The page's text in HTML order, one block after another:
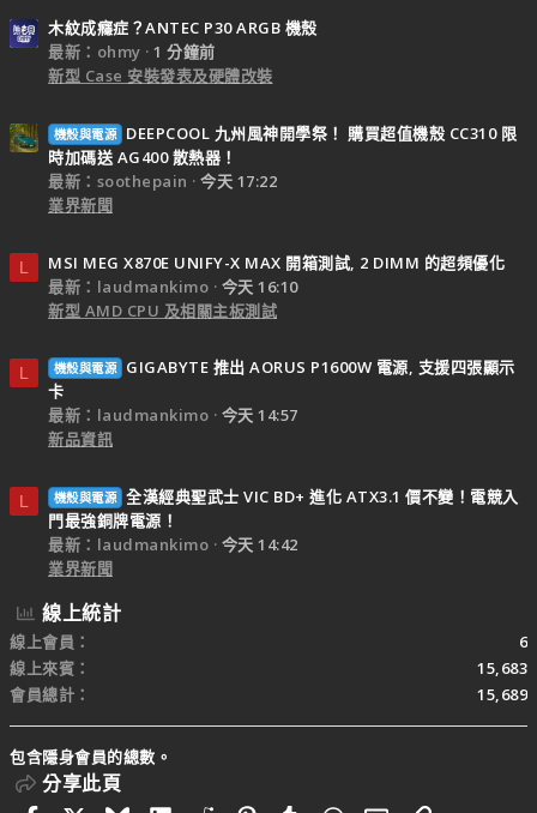
木紋成癮症？ANTEC P30 ARGB 機殼
最新：ohmy
1 分鐘前
新型 Case 安裝發表及硬體改裝
機殼與電源
DEEPCOOL 九州風神開學祭！ 購買超值機殼 CC310 限
時加碼送 AG400 散熱器！
最新：soothepain
今天 17:22
業界新聞
L
MSI MEG X870E UNIFY-X MAX 開箱測試, 2 DIMM 的超頻優化
最新：laudmankimo
今天 16:10
新型 AMD CPU 及相關主板測試
L 機殼與電源
GIGABYTE 推出 AORUS P1600W 電源, 支援四張顯示
卡
最新：laudmankimo
今天 14:57
新品資訊
L 機殼與電源 全漢經典聖武士 VIC BD+ 進化 ATX3.1 價不變！電競入
門最強銅牌電源！
最新：laudmankimo
今天 14:42
業界新聞
線上統計
線上會員
6
線上來賓
15,683
會員總計
15,689
包含隱身會員的總數。
分享此頁